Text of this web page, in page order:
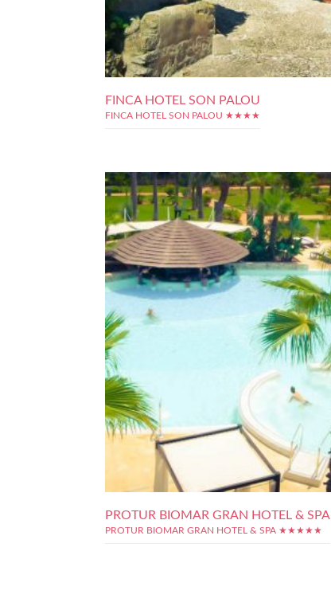
FINCA HOTEL SON PALOU
FINCA HOTEL SON PALOU ★★★★
PROTUR BIOMAR GRAN HOTEL & SPA
PROTUR BIOMAR GRAN HOTEL & SPA ★★★★★